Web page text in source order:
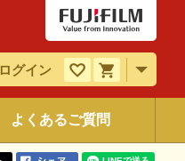
ログイン
よくあるご質問